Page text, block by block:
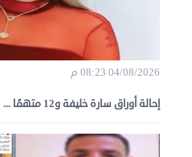
04/08/2026 08:23 م
إحالة أوراق سارة خليفة و12 متهمًا ...